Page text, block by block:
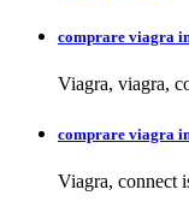
comprare viagra
Viagra, viagra,
comprare viagra
Viagra, connect